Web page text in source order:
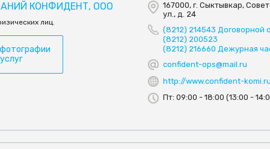
КОНФИДЕНТ, ООО
лиц.
167000, г. Сыктывкар,
ул., д. 24
(8212) 214543 Договорной
(8212) 200523
(8212) 216660 Дежурная
confident-ops@mail.ru
http://www.confident-
Пт: 09:00 - 18:00 (13:00 -